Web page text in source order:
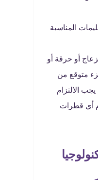
المناسبة
أو حرقة أو
متوقع من
الالتزام
أي قطرات